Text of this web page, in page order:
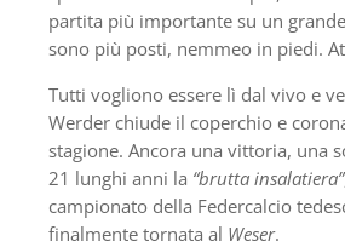
partita più importante su un
sono più posti, nemmeo in piedi.
Tutti vogliono essere lì dal vivo e
Werder chiude il coperchio e
stagione. Ancora una vittoria, una
21 lunghi anni la “brutta insalatiera”
campionato della Federcalcio
finalmente tornata al Weser.